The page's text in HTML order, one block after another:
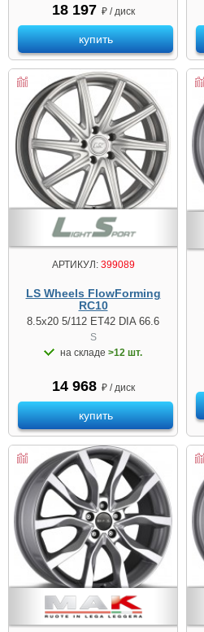
18 197 ₽ / диск
купить
АРТИКУЛ:399089
LS Wheels FlowForming
RC10
8.5x20 5/112 ET42 DIA 66.6
S
на складе >12 шт.
14 968 ₽ / диск
купить